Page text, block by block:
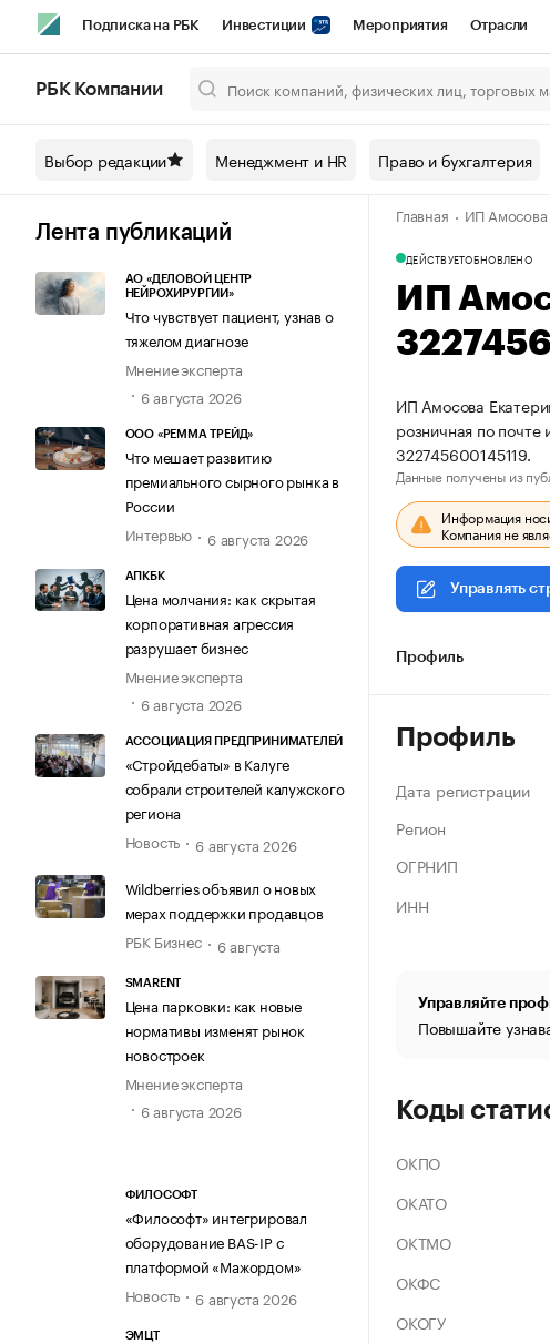
Подписка на РБК Инвестиции Мероприятия Отрасли
Спецпроекты СПб Конференции СПб Спецпроекты
Технологии и медиа Рынок наличной валюты
РБК Компании
Выбор редакции Менеджмент и HR Право и бухгалтерия
Лента публикаций
АО «ДЕЛОВОЙ ЦЕНТР
НЕЙРОХИРУРГИИ»
Что чувствует пациент, узнав о
тяжелом диагнозе
Мнение эксперта
6 августа 2026
ООО «РЕММА ТРЕЙД»
Что мешает развитию
премиального сырного рынка в
России
Интервью
6 августа 2026
АПКБК
Цена молчания: как скрытая
корпоративная агрессия
разрушает бизнес
Мнение эксперта
6 августа 2026
АССОЦИАЦИЯ ПРЕДПРИНИМАТЕЛЕЙ
«Стройдебаты» в Калуге
собрали строителей калужского
региона
Новость
6 августа 2026
Wildberries объявил о новых
мерах поддержки продавцов
РБК Бизнес
6 августа
SMARENT
Цена парковки: как новые
нормативы изменят рынок
новостроек
Мнение эксперта
6 августа 2026
ФИЛОСОФТ
«Философт» интегрировал
оборудование BAS-IP с
платформой «Мажордом»
Новость
6 августа 2026
ЭМЦТ
Главная ИП Амосова
ДЕЙСТВУЕТОБНОВЛЕНО
ИП
ИП Амосова
розничная по
322745600145119.
Данные получены из
Информация
Компания не
Управлять
Профиль
Профиль
Дата регистрации
Регион
ОГРНИП
ИНН
Управляйте
Повышайте
Коды
ОКПО
ОКАТО
ОКТМО
ОКФС
ОКОГУ